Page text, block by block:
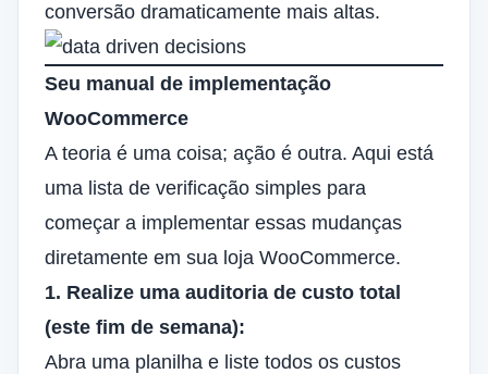
conversão dramaticamente mais altas.
Seu manual de implementação
WooCommerce
A teoria é uma coisa; ação é outra. Aqui está
uma lista de verificação simples para
começar a implementar essas mudanças
diretamente em sua loja WooCommerce.
1. Realize uma auditoria de custo total
(este fim de semana):
Abra uma planilha e liste todos os custos